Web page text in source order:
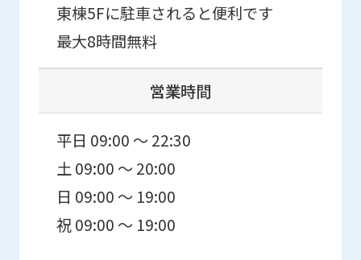
東棟5Fに駐車されると便利です
最大8時間無料
営業時間
平日 09:00 ～ 22:30
土 09:00 ～ 20:00
日 09:00 ～ 19:00
祝 09:00 ～ 19:00
that
fully
understand
before